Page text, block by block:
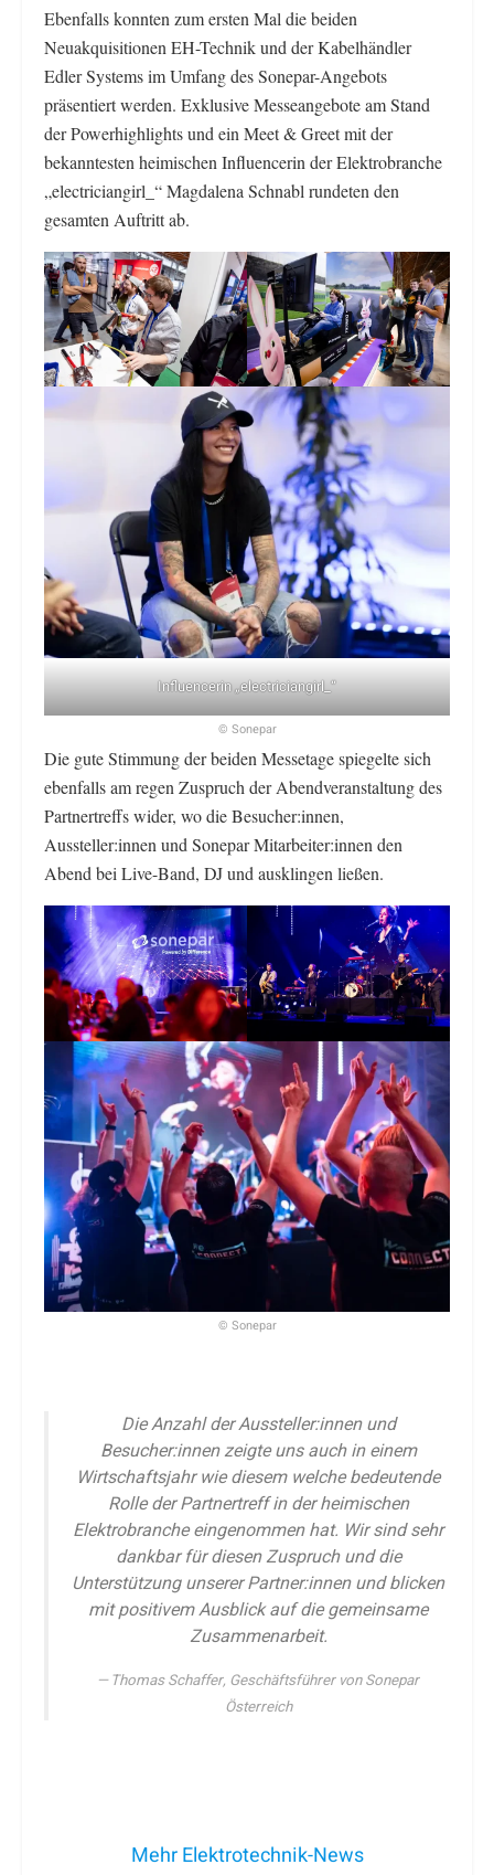
Ebenfalls konnten zum ersten Mal die beiden
Neuakquisitionen EH-Technik und der Kabelhändler
Edler Systems im Umfang des Sonepar-Angebots
präsentiert werden. Exklusive Messeangebote am Stand
der Powerhighlights und ein Meet & Greet mit der
bekanntesten heimischen Influencerin der Elektrobranche
„electriciangirl_“ Magdalena Schnabl rundeten den
gesamten Auftritt ab.
Influencerin „electriciangirl_“
© Sonepar
Die gute Stimmung der beiden Messetage spiegelte sich
ebenfalls am regen Zuspruch der Abendveranstaltung des
Partnertreffs wider, wo die Besucher:innen,
Aussteller:innen und Sonepar Mitarbeiter:innen den
Abend bei Live-Band, DJ und ausklingen ließen.
© Sonepar
Die Anzahl der Aussteller:innen und
Besucher:innen zeigte uns auch in einem
Wirtschaftsjahr wie diesem welche bedeutende
Rolle der Partnertreff in der heimischen
Elektrobranche eingenommen hat. Wir sind sehr
dankbar für diesen Zuspruch und die
Unterstützung unserer Partner:innen und blicken
mit positivem Ausblick auf die gemeinsame
Zusammenarbeit.
Thomas Schaffer, Geschäftsführer von Sonepar
Österreich
Mehr Elektrotechnik-News